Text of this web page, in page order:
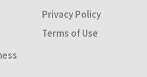
Privacy Policy
Terms of Use